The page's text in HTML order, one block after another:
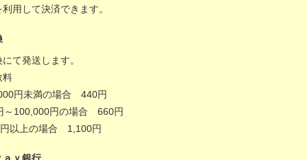
利用して決済できます。
て発送します。
料
円未満の場合 440円
～100,000円の場合 660円
以上の場合 1,100円